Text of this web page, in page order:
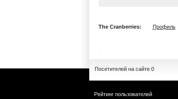
The Cranberries: Профиль
Посетителей на сайте 0
Рейтинг пользователей